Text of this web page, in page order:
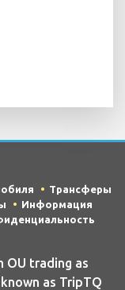
Трансферы
Информация
OU trading as
as TripTQ